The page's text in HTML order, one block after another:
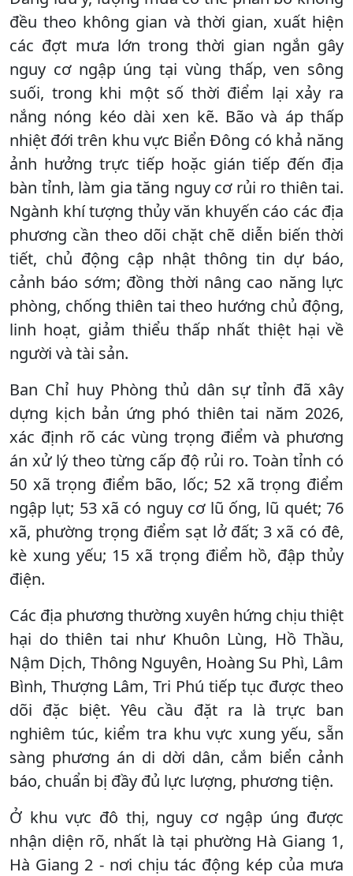
đều theo không gian và thời gian, xuất hiện
các đợt mưa lớn trong thời gian ngắn gây
nguy cơ ngập úng tại vùng thấp, ven sông
suối, trong khi một số thời điểm lại xảy ra
nắng nóng kéo dài xen kẽ. Bão và áp thấp
nhiệt đới trên khu vực Biển Đông có khả năng
ảnh hưởng trực tiếp hoặc gián tiếp đến địa
bàn tỉnh, làm gia tăng nguy cơ rủi ro thiên tai.
Ngành khí tượng thủy văn khuyến cáo các địa
phương cần theo dõi chặt chẽ diễn biến thời
tiết, chủ động cập nhật thông tin dự báo,
cảnh báo sớm; đồng thời nâng cao năng lực
phòng, chống thiên tai theo hướng chủ động,
linh hoạt, giảm thiểu thấp nhất thiệt hại về
người và tài sản.
Ban Chỉ huy Phòng thủ dân sự tỉnh đã xây
dựng kịch bản ứng phó thiên tai năm 2026,
xác định rõ các vùng trọng điểm và phương
án xử lý theo từng cấp độ rủi ro. Toàn tỉnh có
50 xã trọng điểm bão, lốc; 52 xã trọng điểm
ngập lụt; 53 xã có nguy cơ lũ ống, lũ quét; 76
xã, phường trọng điểm sạt lở đất; 3 xã có đê,
kè xung yếu; 15 xã trọng điểm hồ, đập thủy
điện.
Các địa phương thường xuyên hứng chịu thiệt
hại do thiên tai như Khuôn Lùng, Hồ Thầu,
Nậm Dịch, Thông Nguyên, Hoàng Su Phì, Lâm
Bình, Thượng Lâm, Tri Phú tiếp tục được theo
dõi đặc biệt. Yêu cầu đặt ra là trực ban
nghiêm túc, kiểm tra khu vực xung yếu, sẵn
sàng phương án di dời dân, cắm biển cảnh
báo, chuẩn bị đầy đủ lực lượng, phương tiện.
Ở khu vực đô thị, nguy cơ ngập úng được
nhận diện rõ, nhất là tại phường Hà Giang 1,
Hà Giang 2 - nơi chịu tác động kép của mưa